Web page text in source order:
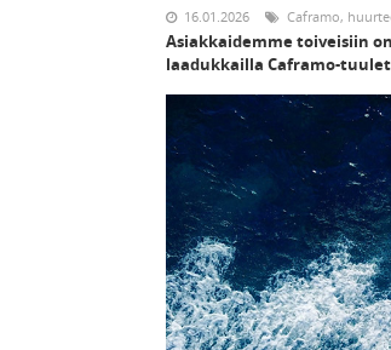
16.01.2026 Caframo,
Asiakkaidemme toiveisiin
laadukkailla Caframo-